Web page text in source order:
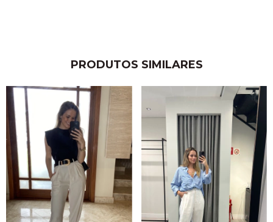
PRODUTOS SIMILARES